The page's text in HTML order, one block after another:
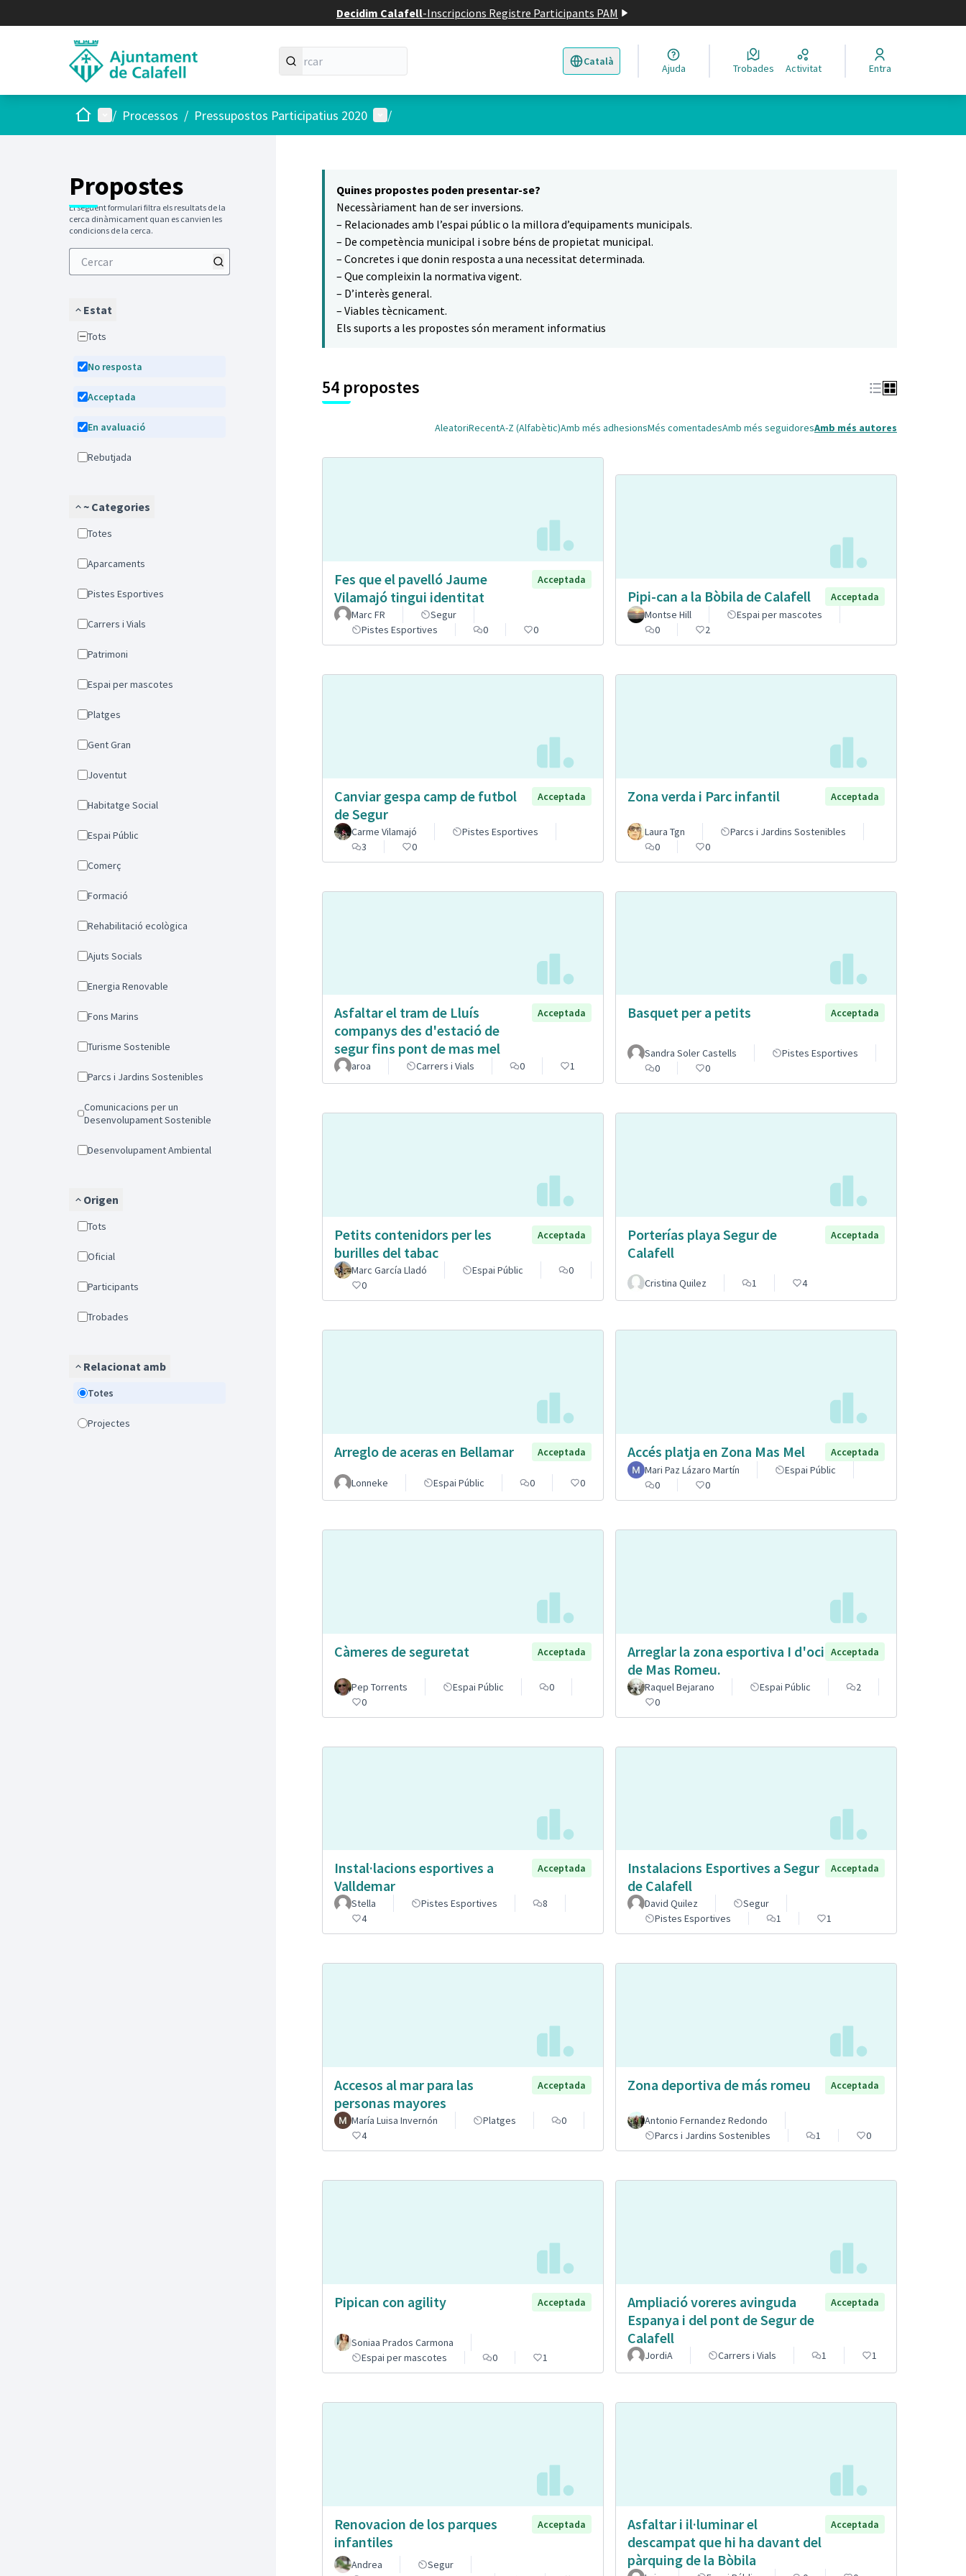
Decidim Calafell-Inscripcions Registre Participants PAM
Català
Triar la llengua Elegir el idioma
Ajuda Trobades Activitat Entra
Inici Menú principal
/ Processos / Pressupostos Participatius 2020 Menú d'usuari
/
Propostes
El següent formulari filtra els resultats de la
cerca dinàmicament quan es canvien les
condicions de la cerca.
Estat
Tots
No resposta
Acceptada
En avaluació
Rebutjada
~ Categories
Totes
Aparcaments
Pistes Esportives
Carrers i Vials
Patrimoni
Espai per mascotes
Platges
Gent Gran
Joventut
Habitatge Social
Espai Públic
Comerç
Formació
Rehabilitació ecològica
Ajuts Socials
Energia Renovable
Fons Marins
Turisme Sostenible
Parcs i Jardins Sostenibles
Comunicacions per un
Desenvolupament Sostenible
Desenvolupament Ambiental
Origen
Tots
Oficial
Participants
Trobades
Relacionat amb
Totes
Projectes
5
Quines propostes poden presentar-se?
Necessàriament han de ser inversions.
– Relacionades amb l’espai públic o la millora d’equipaments municipals.
– De competència municipal i sobre béns de propietat municipal.
– Concretes i que donin resposta a una necessitat determinada.
– Que compleixin la normativa vigent.
– D’interès general.
– Viables tècnicament.
Els suports a les propostes són merament informatius
54 propostes
AleatoriRecentA-Z (Alfabètic)Amb més adhesionsMés comentadesAmb més seguidoresAmb més autores
Fes que el pavelló Jaume
Vilamajó tingui identitat
Acceptada
Marc FR
Segur
Pistes Esportives
0 0
Pipi-can a la Bòbila de Calafell
Acceptada
Montse Hill
Espai per mascotes
0
2
Canviar gespa camp de futbol
de Segur
Acceptada
Carme Vilamajó
Pistes Esportives
3
0
Zona verda i Parc infantil Acceptada
Laura Tgn
Parcs i Jardins Sostenibles
0
0
Asfaltar el tram de Lluís
companys des d'estació de
segur fins pont de mas mel
Acceptada
aroa Carrers i Vials 0 1
Basquet per a petits Acceptada
Sandra Soler Castells
Pistes Esportives
0
0
Petits contenidors per les
burilles del tabac
Acceptada
Marc García Lladó Espai Públic
0
0
Porterías playa Segur de
Calafell
Acceptada
Cristina Quilez 1 4
Arreglo de aceras en Bellamar Acceptada
Lonneke Espai Públic 0 0
Accés platja en Zona Mas Mel
Acceptada
Mari Paz Lázaro Martín
Espai Públic
0
0
Càmeres de seguretat Acceptada
Pep Torrents Espai Públic
0
0
Arreglar la zona esportiva I d'oci
de Mas Romeu.
Acceptada
Raquel Bejarano Espai Públic
2
0
Instal·lacions esportives a
Valldemar
Acceptada
Stella Pistes Esportives
8
4
Instalacions Esportives a Segur
de Calafell
Acceptada
David Quilez
Segur
Pistes Esportives
1 1
Accesos al mar para las
personas mayores
Acceptada
María Luisa Invernón Platges
0
4
Zona deportiva de más romeu Acceptada
Antonio Fernandez Redondo
Parcs i Jardins Sostenibles
1 0
Pipican con agility Acceptada
Soniaa Prados Carmona
Espai per mascotes
0 1
Ampliació voreres avinguda
Espanya i del pont de Segur de
Calafell
Acceptada
JordiA Carrers i Vials 1 1
Renovacion de los parques
infantiles
Acceptada
Andrea
Segur
Asfaltar i il·luminar el
descampat que hi ha davant del
pàrquing de la Bòbila
Acceptada